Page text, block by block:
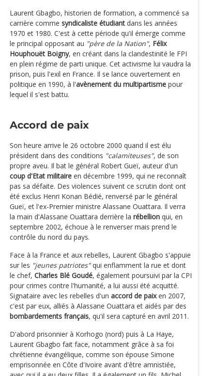
Laurent Gbagbo, historien de formation, a commencé sa
carrière comme syndicaliste étudiant dans les années
1970 et 1980. C'est à cette période qu'il émerge comme
le principal opposant au "père de la Nation", Félix
Houphouët Boigny, en créant dans la clandestinité le FPI
en plein régime de parti unique. Cet activisme lui vaudra la
prison, puis l'exil en France. Il se lance ouvertement en
politique en 1990, à l'avènement du multipartisme pour
lequel il s'est battu.
Accord de paix
Son heure arrive le 26 octobre 2000 quand il est élu
président dans des conditions "calamiteuses", de son
propre aveu. Il bat le général Robert Gueï, auteur d'un
coup d'Etat militaire en décembre 1999, qui ne reconnaît
pas sa défaite. Des violences suivent ce scrutin dont ont
été exclus Henri Konan Bédié, renversé par le général
Gueï, et l'ex-Premier ministre Alassane Ouattara. Il verra
la main d'Alassane Ouattara derrière la rébellion qui, en
septembre 2002, échoue à le renverser mais prend le
contrôle du nord du pays.
Face à la France et aux rebelles, Laurent Gbagbo s'appuie
sur les "jeunes patriotes"qui enflamment la rue et dont
le chef, Charles Blé Goudé, également poursuivi par la CPI
pour crimes contre l'humanité, a lui aussi été acquitté.
Signataire avec les rebelles d'un accord de paixen 2007,
c'est par eux, alliés à Alassane Ouattara et aidés par des
bombardements français, qu'il sera capturé en avril 2011.
D'abord prisonnier à Korhogo (nord) puis à La Haye,
Laurent Gbagbo fait face, notamment grâce à sa foi
chrétienne évangélique, comme son épouse Simone
emprisonnée en Côte d'Ivoire avant d'être amnistiée,